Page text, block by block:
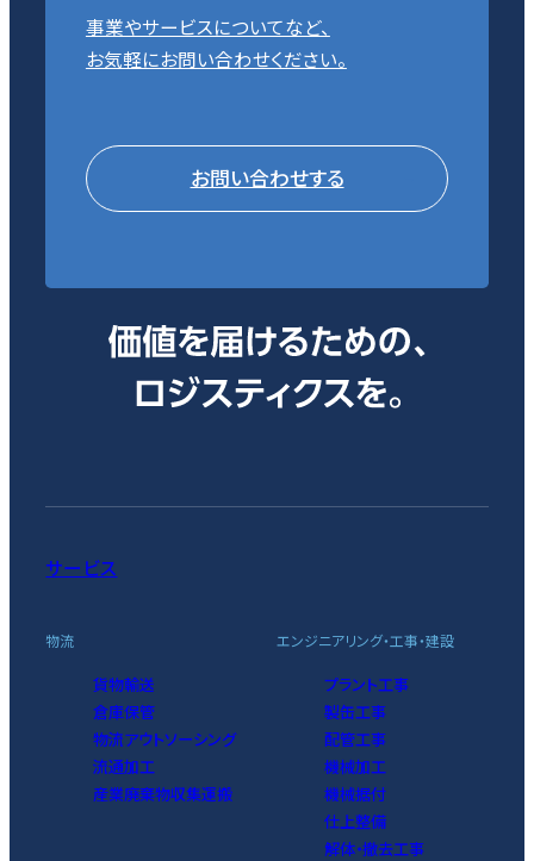
事業やサービスについてなど、
お気軽にお問い合わせください。
お問い合わせする
サービス
物流
貨物輸送
倉庫保管
物流アウトソーシング
流通加工
産業廃棄物収集運搬
エンジニアリング・工事・建設
プラント工事
製缶工事
配管工事
機械加工
機械据付
仕上整備
解体・撤去工事